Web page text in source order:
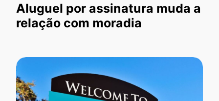
Aluguel por assinatura muda a
relação com moradia